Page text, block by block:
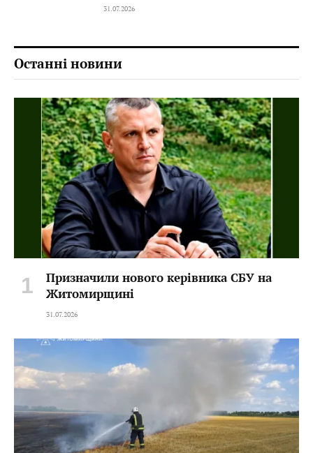
31.07.2026
Останні новини
Призначили нового керівника СБУ на
Житомирщині
31.07.2026